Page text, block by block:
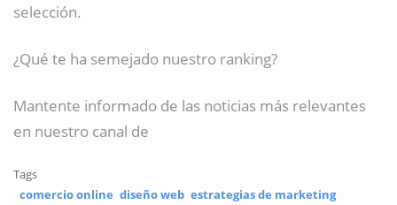
selección.
¿Qué te ha semejado nuestro ranking?
Mantente informado de las noticias más relevantes
en nuestro canal de
Tags
comercio online diseño web estrategias de marketing